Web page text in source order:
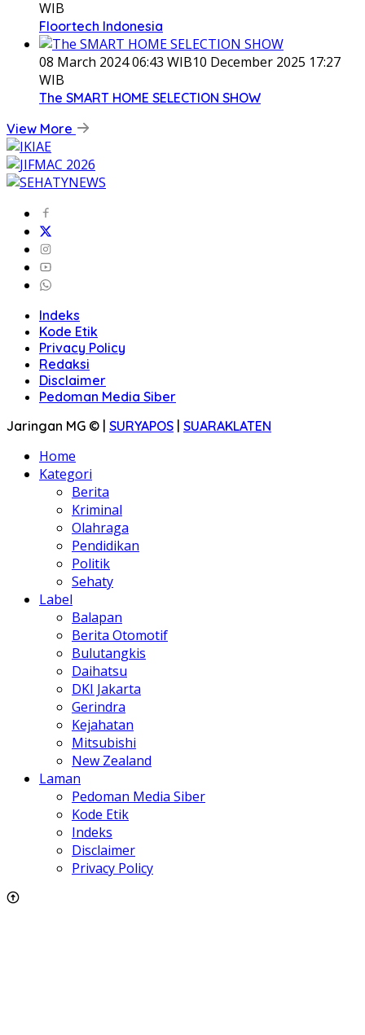
WIB
Floortech Indonesia
08 March 2024 06:43 WIB10 December 2025 17:27
WIB
The SMART HOME SELECTION SHOW
View More
Indeks
Kode Etik
Privacy Policy
Redaksi
Disclaimer
Pedoman Media Siber
Jaringan MG © | SURYAPOS | SUARAKLATEN
Home
Kategori
Berita
Kriminal
Olahraga
Pendidikan
Politik
Sehaty
Label
Balapan
Berita Otomotif
Bulutangkis
Daihatsu
DKI Jakarta
Gerindra
Kejahatan
Mitsubishi
New Zealand
Laman
Pedoman Media Siber
Kode Etik
Indeks
Disclaimer
Privacy Policy